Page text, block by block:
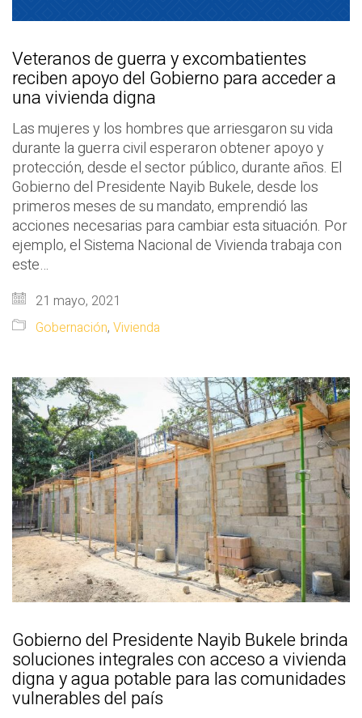
Veteranos de guerra y excombatientes
reciben apoyo del Gobierno para acceder a
una vivienda digna
Las mujeres y los hombres que arriesgaron su vida
durante la guerra civil esperaron obtener apoyo y
protección, desde el sector público, durante años. El
Gobierno del Presidente Nayib Bukele, desde los
primeros meses de su mandato, emprendió las
acciones necesarias para cambiar esta situación. Por
ejemplo, el Sistema Nacional de Vivienda trabaja con
este…
21 mayo, 2021
Gobernación, Vivienda
Gobierno del Presidente Nayib Bukele brinda
soluciones integrales con acceso a vivienda
digna y agua potable para las comunidades
vulnerables del país